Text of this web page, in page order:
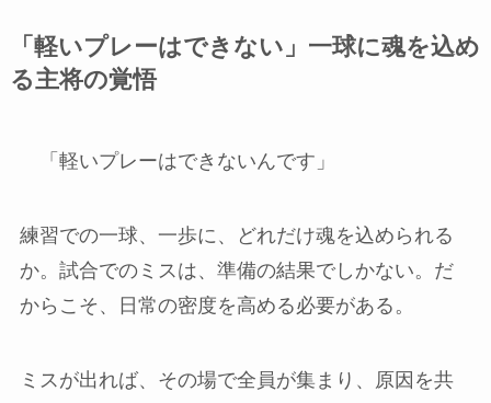
「軽いプレーはできない」一球に魂を込め
る主将の覚悟
「軽いプレーはできないんです」
練習での一球、一歩に、どれだけ魂を込められる
か。試合でのミスは、準備の結果でしかない。だ
からこそ、日常の密度を高める必要がある。
ミスが出れば、その場で全員が集まり、原因を共